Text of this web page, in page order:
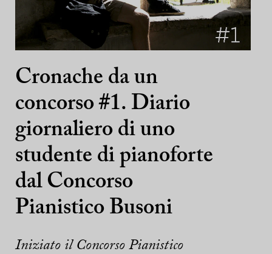
Cronache da un
concorso #1. Diario
giornaliero di uno
studente di pianoforte
dal Concorso
Pianistico Busoni
Iniziato il Concorso Pianistico